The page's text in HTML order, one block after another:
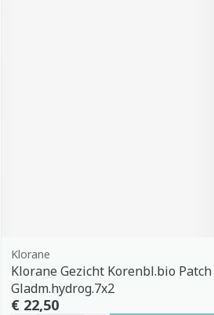
Klorane
Klorane Gezicht Korenbl.bio Patch
Gladm.hydrog.7x2
€ 22,50